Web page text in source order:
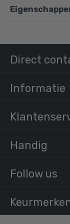
€ 288,43 excl.
Follow us
Direct
Informatie
Handig